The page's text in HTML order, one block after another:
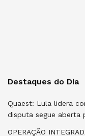
Destaques do Dia
Quaest: Lula lidera
disputa segue aberta
OPERAÇÃO